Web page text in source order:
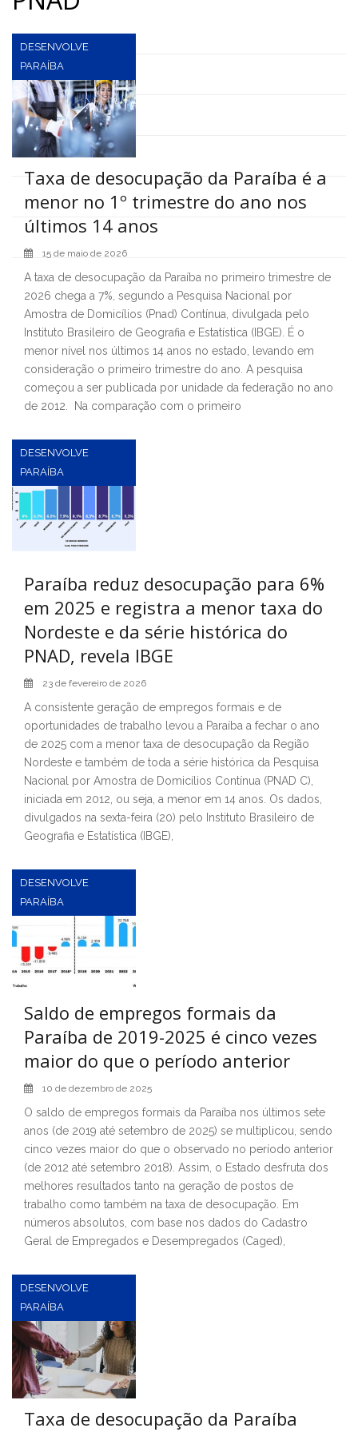
DESENVOLVE
PARAÍBA
Taxa de desocupação da Paraíba é a
menor no 1º trimestre do ano nos
últimos 14 anos
15 de maio de 2026
A taxa de desocupação da Paraíba no primeiro trimestre de
2026 chega a 7%, segundo a Pesquisa Nacional por
Amostra de Domicílios (Pnad) Contínua, divulgada pelo
Instituto Brasileiro de Geografia e Estatística (IBGE). É o
menor nível nos últimos 14 anos no estado, levando em
consideração o primeiro trimestre do ano. A pesquisa
começou a ser publicada por unidade da federação no ano
de 2012. Na comparação com o primeiro
DESENVOLVE
PARAÍBA
Paraíba reduz desocupação para 6%
em 2025 e registra a menor taxa do
Nordeste e da série histórica do
PNAD, revela IBGE
23 de fevereiro de 2026
A consistente geração de empregos formais e de
oportunidades de trabalho levou a Paraíba a fechar o ano
de 2025 com a menor taxa de desocupação da Região
Nordeste e também de toda a série histórica da Pesquisa
Nacional por Amostra de Domicílios Contínua (PNAD C),
iniciada em 2012, ou seja, a menor em 14 anos. Os dados,
divulgados na sexta-feira (20) pelo Instituto Brasileiro de
Geografia e Estatística (IBGE),
DESENVOLVE
PARAÍBA
Saldo de empregos formais da
Paraíba de 2019-2025 é cinco vezes
maior do que o período anterior
10 de dezembro de 2025
O saldo de empregos formais da Paraíba nos últimos sete
anos (de 2019 até setembro de 2025) se multiplicou, sendo
cinco vezes maior do que o observado no período anterior
(de 2012 até setembro 2018). Assim, o Estado desfruta dos
melhores resultados tanto na geração de postos de
trabalho como também na taxa de desocupação. Em
números absolutos, com base nos dados do Cadastro
Geral de Empregados e Desempregados (Caged),
DESENVOLVE
PARAÍBA
Taxa de desocupação da Paraíba